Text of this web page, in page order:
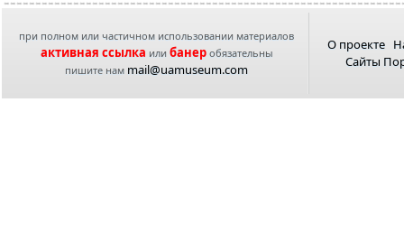
при полном или частичном использовании материалов
активная ссылка или банеробязательны
пишите нам mail@uamuseum.com
О проекте
Сайты